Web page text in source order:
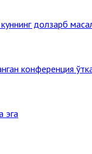
долзарб
конференция
эга